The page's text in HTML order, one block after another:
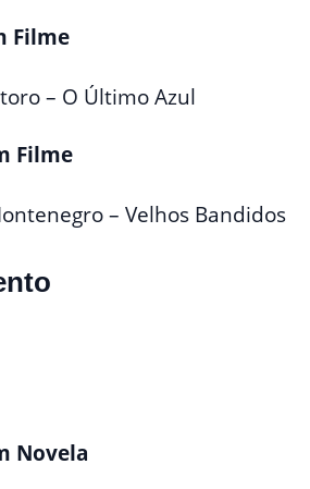
Filme
– O Último Azul
Filme
– Velhos Bandidos
Novela